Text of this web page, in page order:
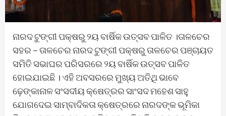
ନାରଦ ଟୁଙ୍ଗୀ ପକ୍ଷରୁ ୨ୟ ବାର୍ଷିକ ଉତ୍ସବ ପାଳିତ ।ତାଳଚେର
ସହର – ତାଳଚେର ନାରଦ ଟୁଙ୍ଗୀ ପକ୍ଷରୁ ତାଳଚେର ପଞ୍ଚାୟତ
ସମିତି ସଭାଘର ପରିସରରେ ୨ୟ ବାର୍ଷିକ ଉତ୍ସବ ପାଳିତ
ହୋଇଯାଇଛି । ଏହି ଅବସରରେ ମୁଖ୍ୟ ଅତିଥି ଭାବେ
ଢ଼େଙ୍କାନାଳ ସଂସଦୀୟ କ୍ଷେତ୍ରର ସାଂସଦ ମହେଶ ସାହୁ
ଯୋଗଦେଇ ସାମ୍ବାଦିକତା କ୍ଷେତ୍ରରେ ନାରଦଙ୍କ ଭୂମିକା